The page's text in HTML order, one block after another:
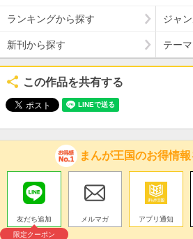
ランキングから探す ジャ
新刊から探す テー
この作品を共有する
まんが王国のお得情
友だち追加
限定クーポン
メルマガ アプリ通知